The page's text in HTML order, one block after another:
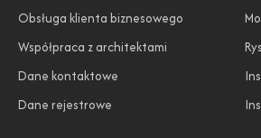
Obsługa klienta biznesowego
Współpraca z architektami
Dane kontaktowe
Dane rejestrowe